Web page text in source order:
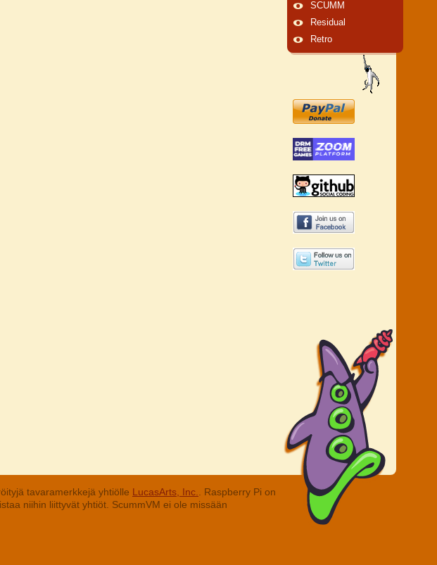
SCUMM
Residual
Retro
tavaramerkkejä yhtiölle LucasArts, Inc.
. Raspberry Pi on
niihin liittyvät yhtiöt. ScummVM ei ole missään